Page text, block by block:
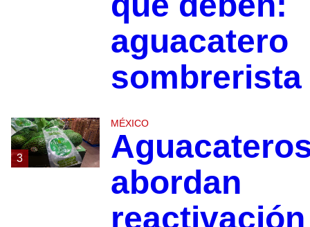
aguacatero
sombrerista
3
MÉXICO
abordan
reactivación